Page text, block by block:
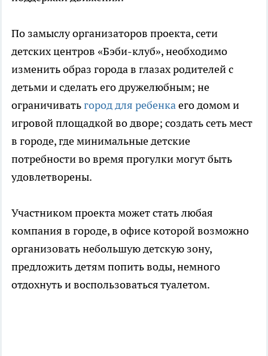
По замыслу организаторов проекта, сети
детских центров «Бэби-клуб», необходимо
изменить образ города в глазах родителей с
детьми и сделать его дружелюбным; не
ограничиватьгород для ребенкаего домом и
игровой площадкой во дворе; создать сеть мест
в городе, где минимальные детские
потребности во время прогулки могут быть
удовлетворены.
Участником проекта может стать любая
компания в городе, в офисе которой возможно
организовать небольшую детскую зону,
предложить детям попить воды, немного
отдохнуть и воспользоваться туалетом.